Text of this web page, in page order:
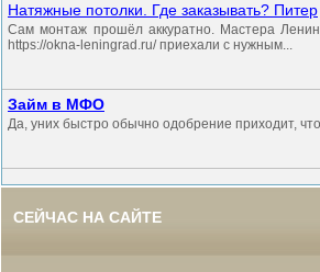
Натяжные потолки. Где заказывать? Питер
Сам монтаж прошёл аккуратно. Мастера
https://okna-leningrad.ru/ приехали с нужным...
Займ в МФО
Да, уних быстро обычно одобрение приходит,
СЕЙЧАС НА САЙТЕ